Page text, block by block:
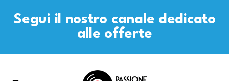
Segui il nostro canale dedicato
alle offerte